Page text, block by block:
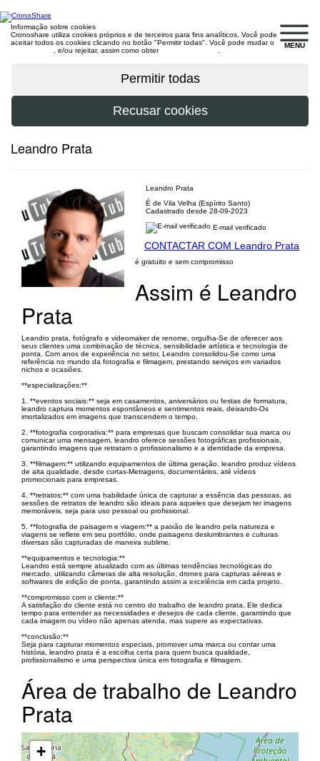
MENU
Informação sobre cookies
Cronoshare utiliza cookies próprios e de terceiros para fins analíticos. Você pode
aceitar todos os cookies clicando no botão "Permitir todas". Você pode mudar o
, e/ou rejeitar, assim como obter
Leandro Prata
Leandro Prata
É de Vila Velha (Espírito Santo)
Cadastrado desde 28-09-2023
E-mail verificado
CONTACTAR COM Leandro Prata
é gratuito e sem compromisso
Assim é Leandro
Prata
Leandro prata, fotógrafo e videomaker de renome, orgulha-Se de oferecer aos
seus clientes uma combinação de técnica, sensibilidade artística e tecnologia de
ponta. Com anos de experiência no setor, Leandro consolidou-Se como uma
referência no mundo da fotografia e filmagem, prestando serviços em variados
nichos e ocasiões.
**especializações:**
1. **eventos sociais:** seja em casamentos, aniversários ou festas de formatura,
leandro captura momentos espontâneos e sentimentos reais, deixando-Os
imortalizados em imagens que transcendem o tempo.
2. **fotografia corporativa:** para empresas que buscam consolidar sua marca ou
comunicar uma mensagem, leandro oferece sessões fotográficas profissionais,
garantindo imagens que retratam o profissionalismo e a identidade da empresa.
3. **filmagem:** utilizando equipamentos de última geração, leandro produz vídeos
de alta qualidade, desde curtas-Metragens, documentários, até vídeos
promocionais para empresas.
4. **retratos:** com uma habilidade única de capturar a essência das pessoas, as
sessões de retratos de leandro são ideais para aqueles que desejam ter imagens
memoráveis, seja para uso pessoal ou profissional.
5. **fotografia de paisagem e viagem:** a paixão de leandro pela natureza e
viagens se reflete em seu portfólio, onde paisagens deslumbrantes e culturas
diversas são capturadas de maneira sublime.
**equipamentos e tecnologia:**
Leandro está sempre atualizado com as últimas tendências tecnológicas do
mercado, utilizando câmeras de alta resolução, drones para capturas aéreas e
softwares de edição de ponta, garantindo assim a excelência em cada projeto.
**compromisso com o cliente:**
A satisfação do cliente está no centro do trabalho de leandro prata. Ele dedica
tempo para entender as necessidades e desejos de cada cliente, garantindo que
cada imagem ou vídeo não apenas atenda, mas supere as expectativas.
**conclusão:**
Seja para capturar momentos especiais, promover uma marca ou contar uma
história, leandro prata é a escolha certa para quem busca qualidade,
profissionalismo e uma perspectiva única em fotografia e filmagem.
Área de trabalho de Leandro
Prata
+